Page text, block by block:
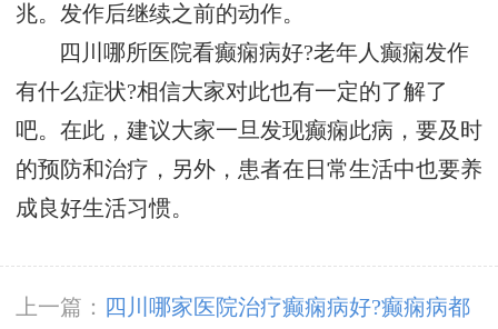
兆。发作后继续之前的动作。
四川哪所医院看癫痫病好?老年人癫痫发作
有什么症状?相信大家对此也有一定的了解了
吧。在此，建议大家一旦发现癫痫此病，要及时
的预防和治疗，另外，患者在日常生活中也要养
成良好生活习惯。
上一篇：
四川哪家医院治疗癫痫病好?癫痫病都